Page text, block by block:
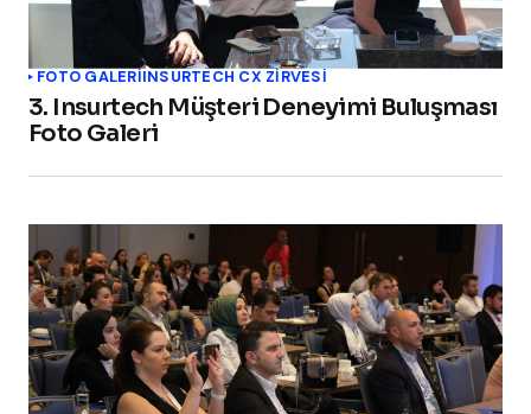
FOTO GALERİINSURTECH CX ZİRVESİ
3. Insurtech Müşteri Deneyimi Buluşması
Foto Galeri